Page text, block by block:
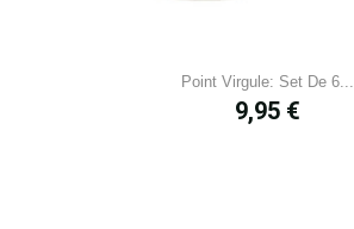
Point Virgule: Set De 6...
Prix
9,95 €